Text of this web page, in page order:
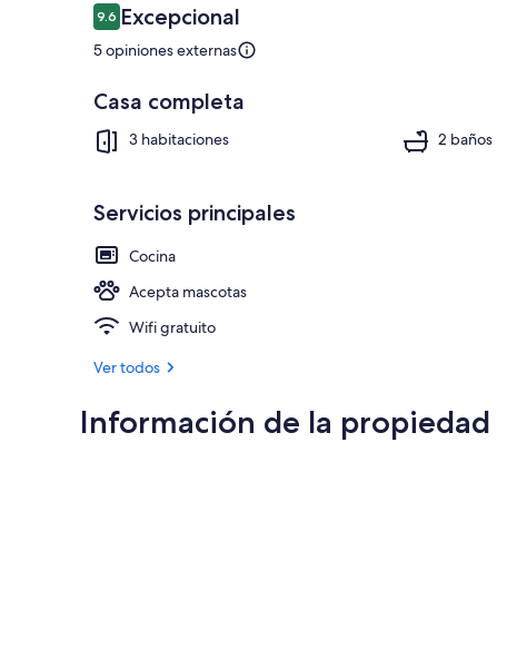
Chimenea
Opiniones
9.69.6 de 10,
Excepcional
5 opiniones externas
Casa completa
3 habitaciones 2 baños
Servicios principales
Cocina
Acepta mascotas
Wifi gratuito
Ver todos
Información de la propiedad